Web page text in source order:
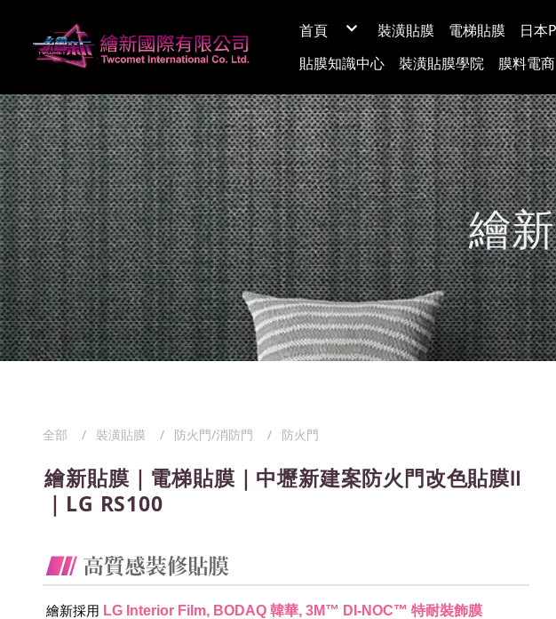
首頁
媒體採訪
展間資訊
裝潢貼膜 電梯貼膜 日本
貼膜知識中心 裝潢貼膜學院 膜料電商
繪
繪新貼膜｜電梯貼膜｜中壢新建案防火門改色貼膜Ⅱ
｜LG RS100
繪新採用 LG Interior Film, BODAQ 韓華, 3M™ DI-NOC™ 特耐裝飾膜
全部 裝潢貼膜 防火門/消防門 防火門